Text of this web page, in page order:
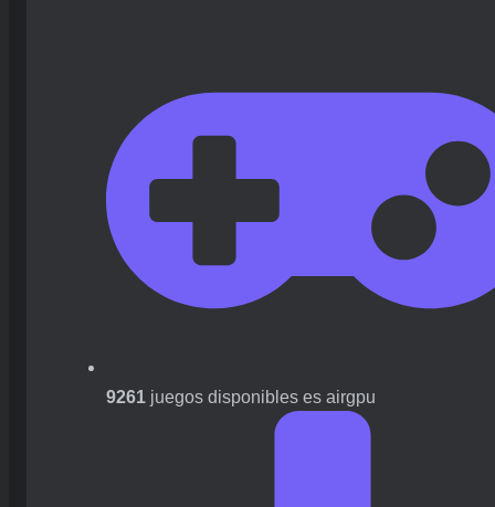
9261 juegos disponibles es airgpu